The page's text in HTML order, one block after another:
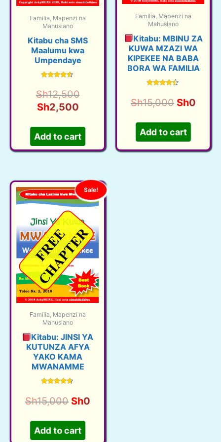
Familia, Mapenzi na
Mahusiano
Kitabu cha SMS
Maalumu kwa
Umpendaye
4.41
out of 5
Sh12,500Original
Sh12,500.
Sh2,500Current
is:
Sh2,500.
Add to cart
Familia, Mapenzi na
Mahusiano
Kitabu: MBINU ZA
KUWA MZAZI WA
KIPEKEE NA BABA
BORA WA FAMILIA
out of 5
Sh15,000 Original
was:
Sh0
Add to cart
Sale!
Familia, Mapenzi na
Mahusiano
Kitabu: JINSI YA
KUTUNZA AFYA
YAKO KAMA
MWANAMME
4.50
out of 5
Sh15,000 Original
was:
Sh15,000.
Sh0
Sh0.
Add to cart